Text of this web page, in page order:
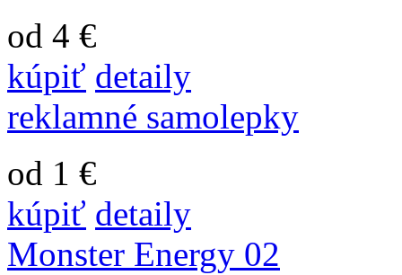
od 4 €
kúpiť detaily
reklamné samolepky
od 1 €
kúpiť detaily
Monster Energy 02